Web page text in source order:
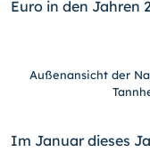
Euro in den Jahren
Außenansicht der
Im Januar dieses